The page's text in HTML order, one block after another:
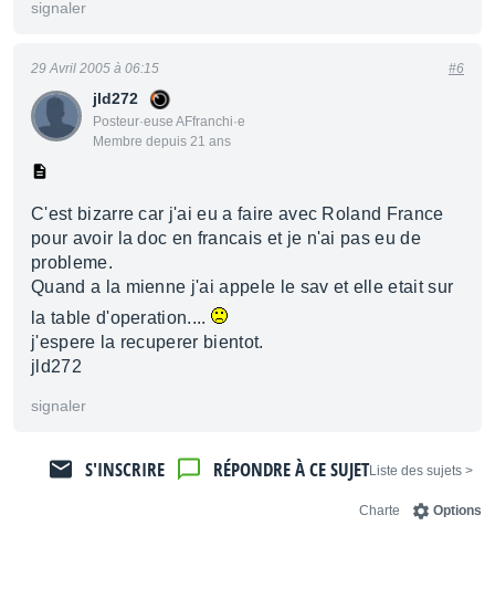
signaler
jld272
Posteur·euse AFfranchi·e
Membre depuis 21 ans
29 Avril 2005 à 06:15 #6
C'est bizarre car j'ai eu a faire avec Roland France
pour avoir la doc en francais et je n'ai pas eu de
probleme.
Quand a la mienne j'ai appele le sav et elle etait sur
la table d'operation....
j'espere la recuperer bientot.
jld272
signaler
< Liste des sujets
RÉPONDRE À CE SUJET
S'INSCRIRE
Options
Charte